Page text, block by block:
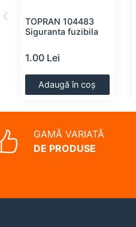
TOPRAN 104483
Siguranta fuzibila
1.00 Lei
Adaugă în coș
GAMĂ VARIATĂ
DE PRODUSE